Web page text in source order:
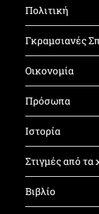
Πολιτική
Γκραμσιανές
Οικονομία
Πρόσωπα
Ιστορία
Στιγμές από τα
Βιβλίο